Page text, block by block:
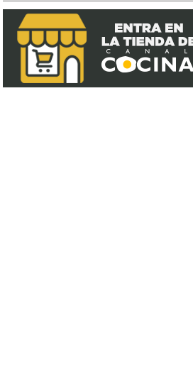
Vieiras con jamón y reducción al cava